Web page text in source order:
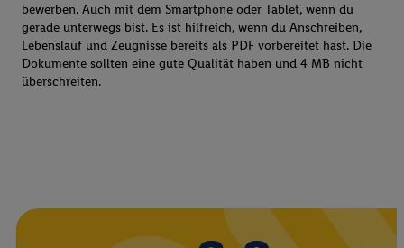
bewerben. Auch mit dem Smartphone oder Tablet, wenn du
gerade unterwegs bist. Es ist hilfreich, wenn du Anschreiben,
Lebenslauf und Zeugnisse bereits als PDF vorbereitet hast. Die
Dokumente sollten eine gute Qualität haben und 4 MB nicht
überschreiten.